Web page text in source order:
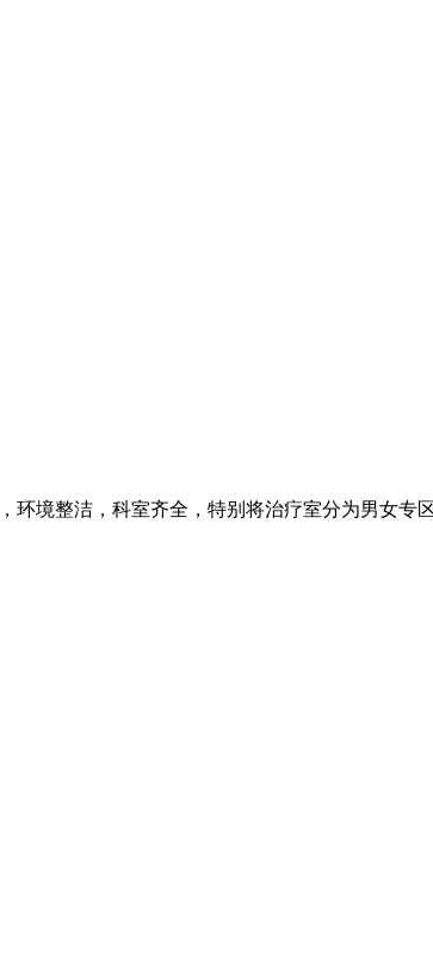
境整洁，科室齐全，特别将治疗室分为男女专